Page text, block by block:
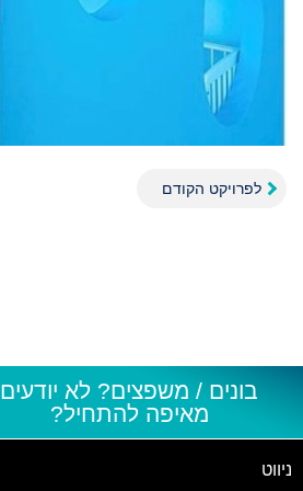
לפרויקט הקודם
בונים / משפצים? לא יודעים
מאיפה להתחיל?
ניווט